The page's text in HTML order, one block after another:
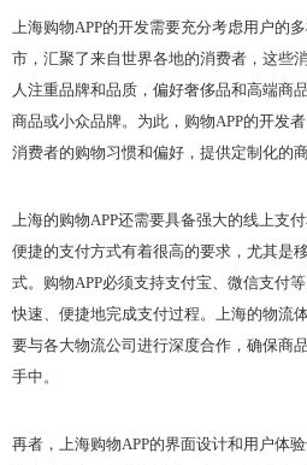
上海购物APP的开发需要充分考虑用户的
市，汇聚了来自世界各地的消费者，这些
人注重品牌和品质，偏好奢侈品和高端商
商品或小众品牌。为此，购物APP的开发
消费者的购物习惯和偏好，提供定制化的
上海的购物APP还需要具备强大的线上支
便捷的支付方式有着很高的要求，尤其是
式。购物APP必须支持支付宝、微信支付
快速、便捷地完成支付过程。上海的物流
要与各大物流公司进行深度合作，确保商
手中。
再者，上海购物APP的界面设计和用户体